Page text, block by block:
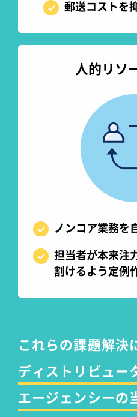
郵送コストを
人的リソ
ノンコア業務を
担当者が本来注
割けるよう定例
これらの課題解決
ディストリビュー
エージェンシーの